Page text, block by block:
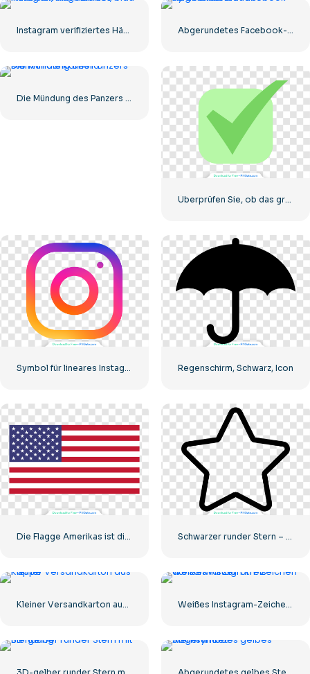
Instagram verifiziertes Häkchen, abgerundet, blau Abgerundetes Facebook-Symbol mit blauem Farbverlauf
Die Mündung des Panzers starrt in die Kamera
Überprüfen Sie, ob das grüne Symbol richtig abgerundet ist
Regenschirm, Schwarz, Icon
Die Flagge Amerikas ist die Klassenflagge der Vereinigten Staaten Schwarzer runder Stern – lineares Symbol
Kleiner Versandkarton aus Pappe Weißes Instagram-Zeichen auf schwarzem Kreis